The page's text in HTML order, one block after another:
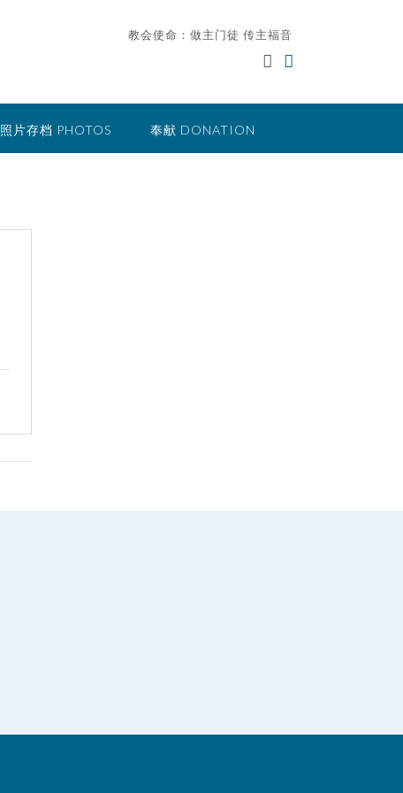
教会使命：做主门徒 传主福音
照片存档 PHOTOS 奉献 DONATION